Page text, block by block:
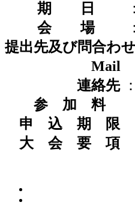
期 日
会 場
提出先及び問合わせ
Mail
連絡先
参 加 料
申 込 期 限
大 会 要 項